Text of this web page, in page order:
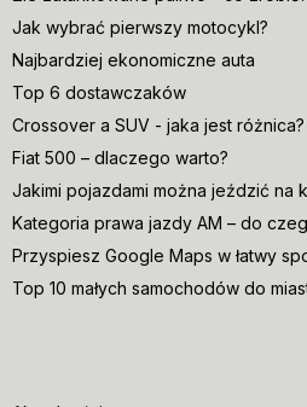
Jak wybrać pierwszy motocykl?
Najbardziej ekonomiczne auta
Top 6 dostawczaków
Crossover a SUV - jaka jest różnica?
Fiat 500 – dlaczego warto?
Jakimi pojazdami można jeździć na
Kategoria prawa jazdy AM – do
Przyspiesz Google Maps w łatwy
Top 10 małych samochodów do